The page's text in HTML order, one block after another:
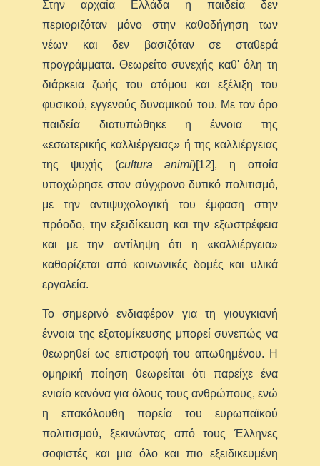
Στην αρχαία Ελλάδα η παιδεία δεν
περιοριζόταν μόνο στην καθοδήγηση των
νέων και δεν βασιζόταν σε σταθερά
προγράμματα. Θεωρείτο συνεχής καθ' όλη τη
διάρκεια ζωής του ατόμου και εξέλιξη του
φυσικού, εγγενούς δυναμικού του. Με τον όρο
παιδεία διατυπώθηκε η έννοια της
«εσωτερικής καλλιέργειας» ή της καλλιέργειας
της ψυχής (cultura animi)[12], η οποία
υποχώρησε στον σύγχρονο δυτικό πολιτισμό,
με την αντιψυχολογική του έμφαση στην
πρόοδο, την εξειδίκευση και την εξωστρέφεια
και με την αντίληψη ότι η «καλλιέργεια»
καθορίζεται από κοινωνικές δομές και υλικά
εργαλεία.
Το σημερινό ενδιαφέρον για τη γιουγκιανή
έννοια της εξατομίκευσης μπορεί συνεπώς να
θεωρηθεί ως επιστροφή του απωθημένου. Η
ομηρική ποίηση θεωρείται ότι παρείχε ένα
ενιαίο κανόνα για όλους τους ανθρώπους, ενώ
η επακόλουθη πορεία του ευρωπαϊκού
πολιτισμού, ξεκινώντας από τους Έλληνες
σοφιστές και μια όλο και πιο εξειδικευμένη